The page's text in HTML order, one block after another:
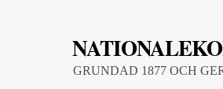
GRUNDAD 1877 OCH